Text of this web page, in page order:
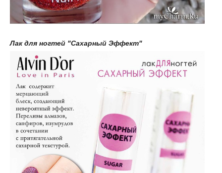
Лак для ногтей "Сахарный Эффект"